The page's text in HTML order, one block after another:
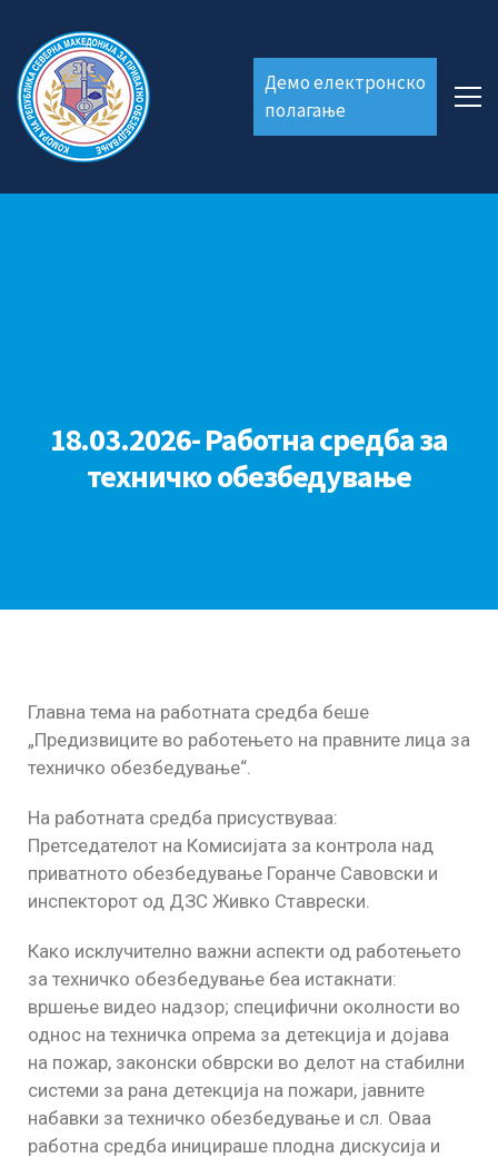
Демо електронско
полагање
18.03.2026- Работна средба за
техничко обезбедување
Главна тема на работната средба беше
„Предизвиците во работењето на правните лица за
техничко обезбедување“.
На работната средба присуствуваа:
Претседателот на Комисијата за контрола над
приватното обезбедување Горанче Савовски и
инспекторот од ДЗС Живко Ставрески.
Како исклучително важни аспекти од работењето
за техничко обезбедување беа истакнати:
вршење видео надзор; специфични околности во
однос на техничка опрема за детекција и дојава
на пожар, законски обврски во делот на стабилни
системи за рана детекција на пожари, јавните
набавки за техничко обезбедување и сл. Оваа
работна средба иницираше плодна дискусија и